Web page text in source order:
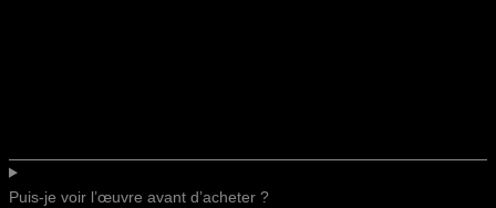
Puis-je voir l’œuvre avant d’acheter ?